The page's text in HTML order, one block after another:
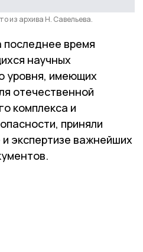
из архива Н. Савельева.
последнее время
научных
уровня, имеющих
отечественной
комплекса и
приняли
и экспертизе важнейших